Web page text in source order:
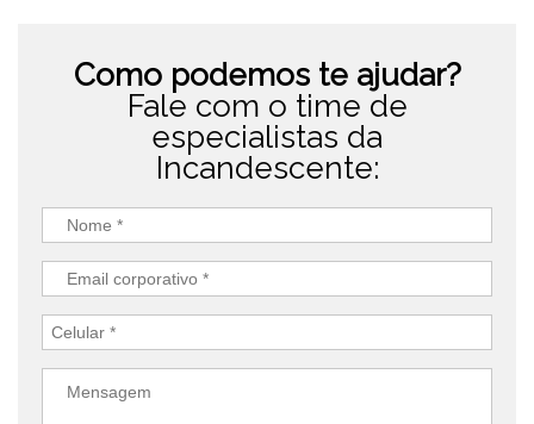
Como podemos te ajudar?
Fale com o time de
especialistas da
Incandescente: